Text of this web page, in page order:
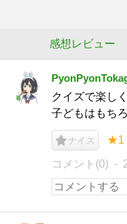
感想レビュー
クイズで楽し
子どもはもち
ナイス ★1
コメント(0)